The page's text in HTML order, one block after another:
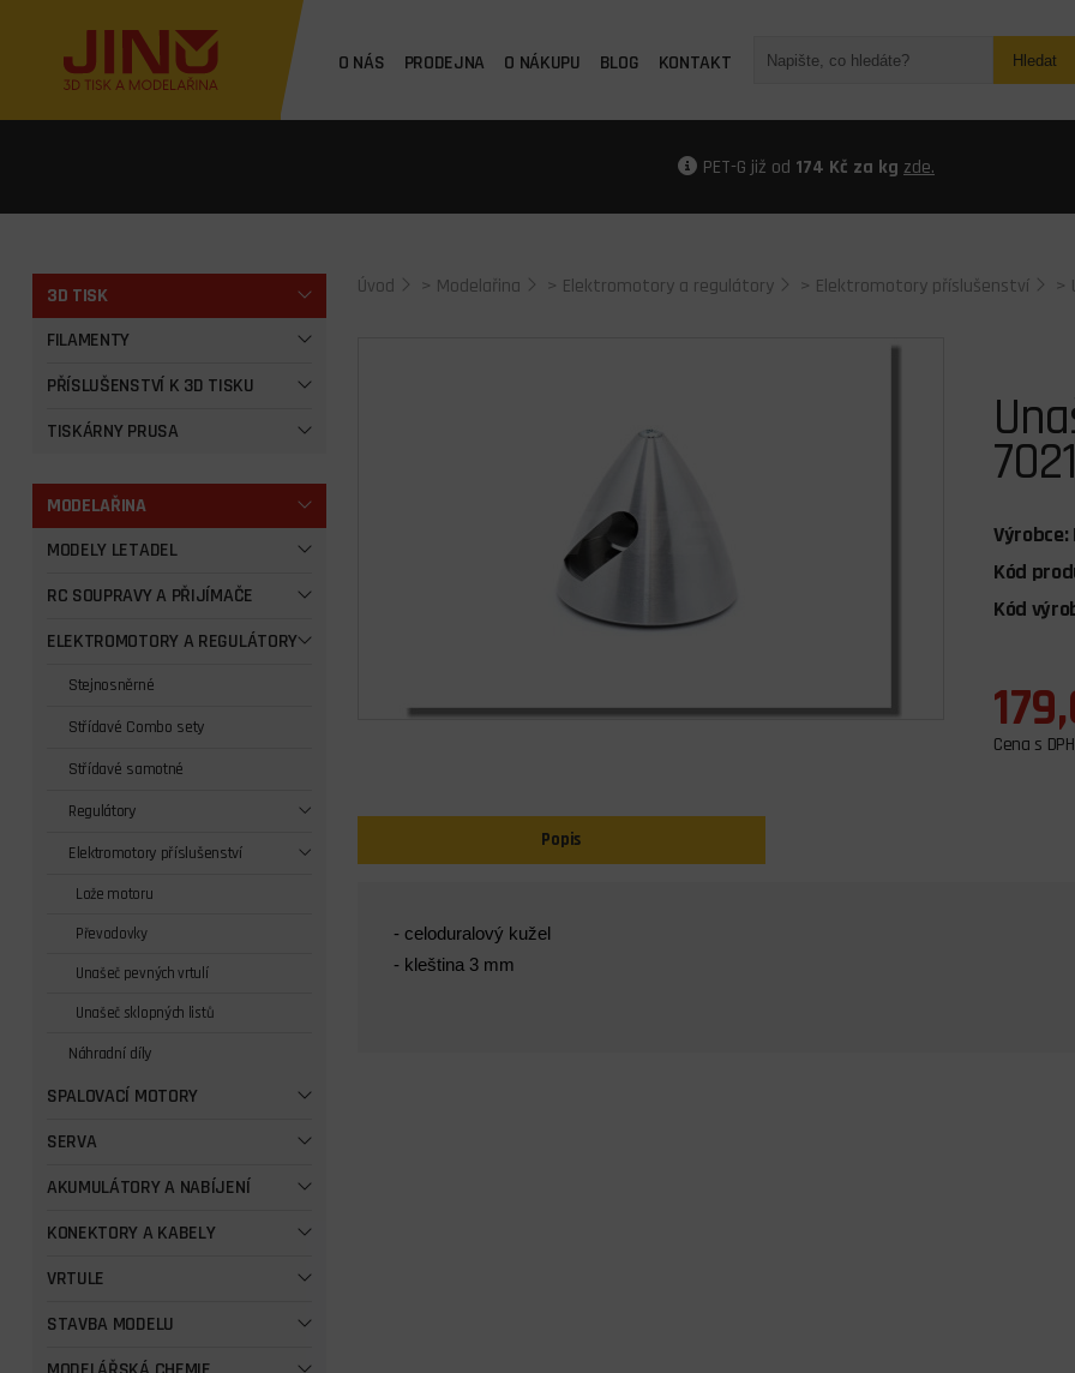
O NÁS PRODEJNA O NÁKUPU BLOG KONTAKT Hledat
PET-G již od 174 Kč za kg zde.
3D TISK
FILAMENTY
PŘÍSLUŠENSTVÍ K 3D TISKU
TISKÁRNY PRUSA
MODELAŘINA
MODELY LETADEL
RC SOUPRAVY A PŘIJÍMAČE
ELEKTROMOTORY A REGULÁTORY
Stejnosněrné
Střídavé Combo sety
Střídavé samotné
Regulátory
Elektromotory příslušenství
Lože motoru
Převodovky
Unašeč pevných vrtulí
Unašeč sklopných listů
Náhradní díly
SPALOVACÍ MOTORY
SERVA
AKUMULÁTORY A NABÍJENÍ
KONEKTORY A KABELY
VRTULE
STAVBA MODELU
Úvod > Modelařina > Elektromotory a regulátory > Elektromotory příslušenství >
7021
Výrobce:
Kód
Kód
Cena s DPH
Popis
- celoduralový kužel
- kleština 3 mm